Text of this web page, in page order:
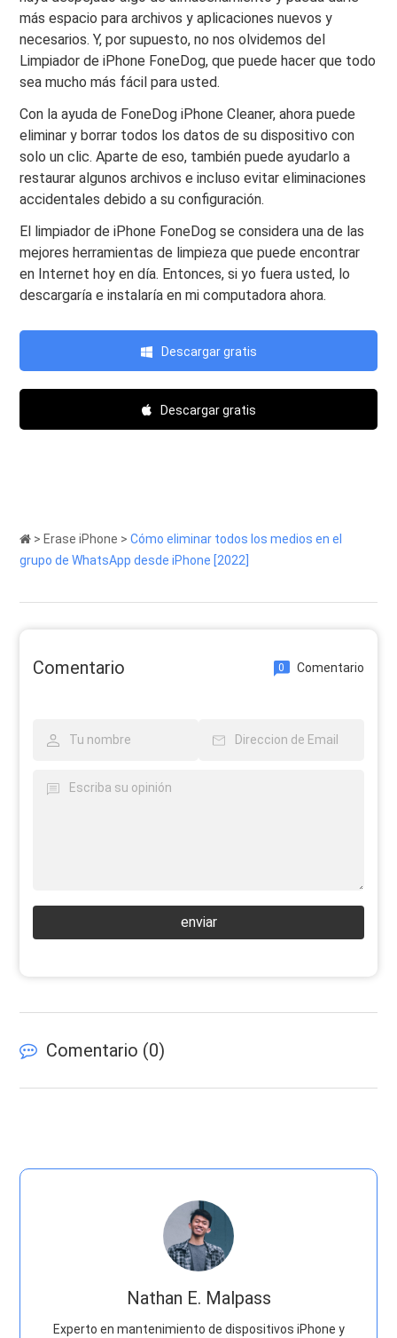
más espacio para archivos y aplicaciones nuevos y
necesarios. Y, por supuesto, no nos olvidemos del
Limpiador de iPhone FoneDog, que puede hacer que todo
sea mucho más fácil para usted.
Con la ayuda de FoneDog iPhone Cleaner, ahora puede
eliminar y borrar todos los datos de su dispositivo con
solo un clic. Aparte de eso, también puede ayudarlo a
restaurar algunos archivos e incluso evitar eliminaciones
accidentales debido a su configuración.
El limpiador de iPhone FoneDog se considera una de las
mejores herramientas de limpieza que puede encontrar
en Internet hoy en día. Entonces, si yo fuera usted, lo
descargaría e instalaría en mi computadora ahora.
Descargar gratis
Descargar gratis
> Erase iPhone >Cómo eliminar todos los medios en el
grupo de WhatsApp desde iPhone [2022]
Comentario 0 Comentario
enviar
Comentario (0)
Nathan E. Malpass
Experto en mantenimiento de dispositivos iPhone y